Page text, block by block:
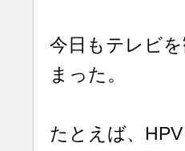
今日もテレビ
まった。
たとえば、